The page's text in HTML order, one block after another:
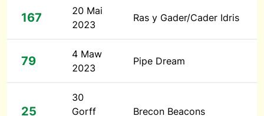
167
20 Mai
2023
Ras y Gader/Cader Idris
79
4 Maw
2023
Pipe Dream
25
30
Gorff
Brecon Beacons